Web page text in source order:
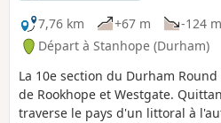
7,76 km
+67 m -124 m
Départ à Stanhope (Durham)
La 10e section du Durham
de Rookhope et Westgate.
traverse le pays d'un littoral à